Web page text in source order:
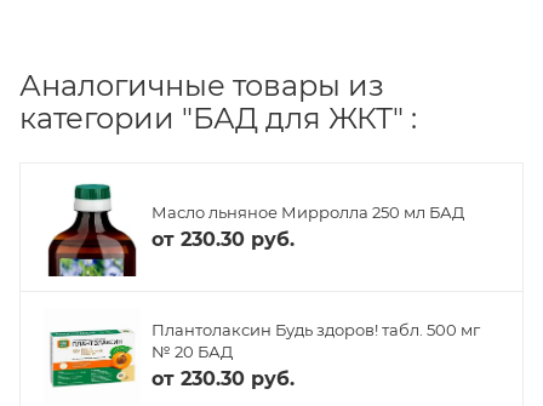
Аналогичные товары из
категории "БАД для ЖКТ" :
Масло льняное Мирролла 250 мл БАД
от 230.30 руб.
Плантолаксин Будь здоров! табл. 500 мг
№ 20 БАД
от 230.30 руб.